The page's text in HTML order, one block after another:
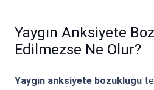
Yaygın Anksiyete
Edilmezse Ne Olur?
Yaygın anksiyete bozukluğu